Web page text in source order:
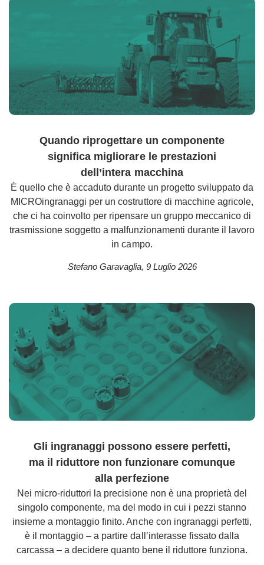
Quando riprogettare un componente
significa migliorare le prestazioni
dell’intera macchina
È quello che è accaduto durante un progetto sviluppato da
MICROingranaggi per un costruttore di macchine agricole,
che ci ha coinvolto per ripensare un gruppo meccanico di
trasmissione soggetto a malfunzionamenti durante il lavoro
in campo.
Stefano Garavaglia, 9 Luglio 2026
Gli ingranaggi possono essere perfetti,
ma il riduttore non funzionare comunque
alla perfezione
Nei micro-riduttori la precisione non è una proprietà del
singolo componente, ma del modo in cui i pezzi stanno
insieme a montaggio finito. Anche con ingranaggi perfetti,
è il montaggio – a partire dall’interasse fissato dalla
carcassa – a decidere quanto bene il riduttore funziona.